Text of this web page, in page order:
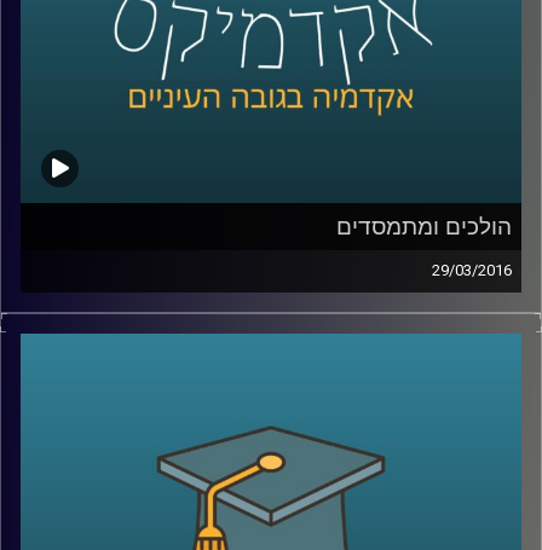
הולכים ומתמסדים
29/03/2016
ראש החוג למדיניות ציבורית באוניברסיטת תל
בה, ובעצם על חיי היומיום של כולנו: בריאות,
חינוך, פנסיה, דיור, אבטלה. שני תחומי ענק
מעניינים המושפעים משינויים במבנה המוסדי
הם מעמד הביניים ואנרגיות מתחדשות